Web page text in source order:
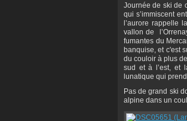
Journée de ski de
qui s’immiscent
l’aurore rappelle
vallon de
fumantes du
banquise, et c'est
du couloir à plus
sud et à l’est, et
lunatique qui
Pas de grand ski
alpine dans un